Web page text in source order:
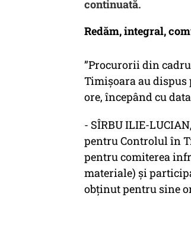
continuată.
Redăm, integral,
”Procurorii din
Timișoara au dispus
ore, începând cu
- SÎRBU ILIE-
pentru Controlul în
pentru comiterea
materiale) și
obţinut pentru sine